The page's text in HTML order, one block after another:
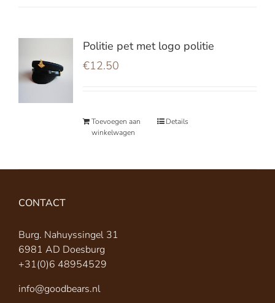
Politie pet met logo politie
€12.50
Toevoegen aan
winkelwagen
Details
CONTACT
Burg. Nahuyssingel 31
6981 AD Doesburg
+31(0)6 48954529
info@goodbears.nl